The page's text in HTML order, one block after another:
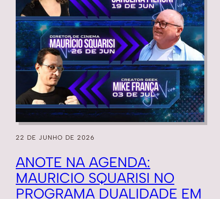
22 DE JUNHO DE 2026
ANOTE NA AGENDA:
MAURICIO SQUARISI NO
PROGRAMA DUALIDADE EM